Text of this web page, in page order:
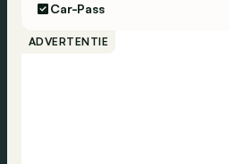
Car-Pass
ADVERTENTIE